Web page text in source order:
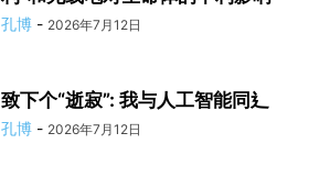
孔博 - 2026年7月12日
致下个“逝寂”: 我与人工智能同⻎
孔博 - 2026年7月12日